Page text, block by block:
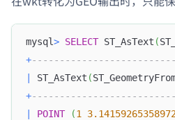
mysql> SELECT ST_AsText (
+
ST_AsText (
+
POINT (1